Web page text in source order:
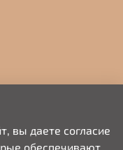
вы даете согласие
обеспечивают